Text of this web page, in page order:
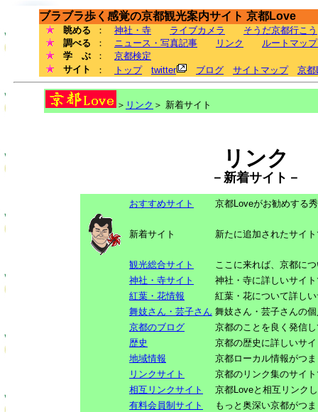
ブラブラ歩く感覚の京都観光案内サイト 京都Love
眺める ： 神社・寺 ライブカメラ
そうだ京都行こう
調べる
： ニュース・写真記事 リンク
ルートマッ
学 ぶ
： 京都検定
サイト
： トップ twitter ブログ サイトマップ 京都
＞ リンク ＞ 新着サイト
リンク
－新着サイト－
おすすめサイト 京都Loveがお勧めする
新着サイト 新たに追加されたサイ
観光総合サイト
ここに来れば、京都に
神社・寺サイト
神社・寺に詳しいサイ
紅葉・花情報
紅葉・花について詳し
舞妓さん・芸子さん 舞妓さん・芸子さんの
京都のブログ
京都のことを良く発信
歴史
京都の歴史に詳しいサ
地域情報
京都ローカル情報がつ
リンクサイト
京都のリンク集のサイ
相互リンクサイト
京都Loveと相互リンク
有料会員制サイト
もっと奥深い京都がつ